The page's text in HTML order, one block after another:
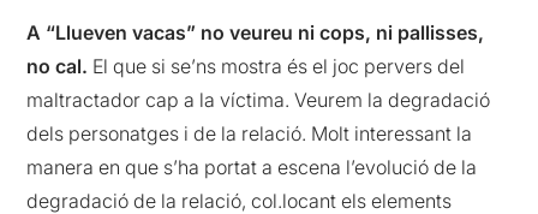
A “Llueven vacas” no veureu ni cops, ni pallisses,
no cal. El que si se’ns mostra és el joc pervers del
maltractador cap a la víctima. Veurem la degradació
dels personatges i de la relació. Molt interessant la
manera en que s’ha portat a escena l’evolució de la
degradació de la relació, col.locant els elements